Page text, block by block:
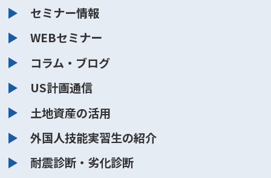
セミナー情報
WEBセミナー
コラム・ブログ
US計画通信
土地資産の活用
外国人技能実習生の紹介
耐震診断・劣化診断